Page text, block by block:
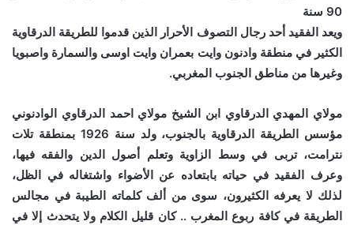
90 سنة
ويعد الفقيد أحد رجال التصوف الأحرار الذين قدموا للطريقة الدرقاوية
الكثير في منطقة وادنون وايت بعمران وايت اوسى والسمارة واصبويا
وغيرها من مناطق الجنوب المغربي.
مولاي المهدي الدرقاوي ابن الشيخ مولاي احمد الدرقاوي الوادنوني
مؤسس الطريقة الدرقاوية بالجنوب، ولد سنة 1926 بمنطقة تلات
نترامت، تربى في وسط الزاوية وتعلم أصول الدين والفقه فيها،
وعرف الفقيد في حياته بابتعاده عن الأضواء واشتغاله في الظل،
لذلك لا يعرفه الكثيرون، سوى من ألف كلماته الطيبة في مجالس
الطريقة في كافة ربوع المغرب .. كان قليل الكلام ولا يتحدث إلا في